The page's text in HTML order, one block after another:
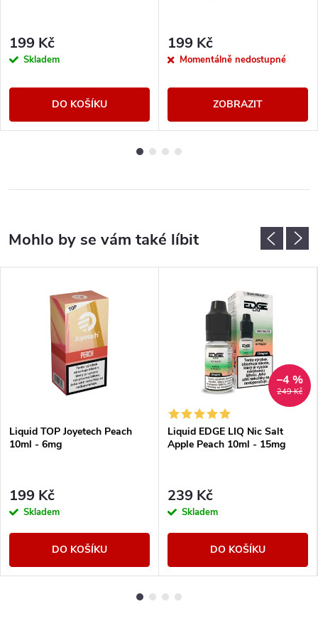
199 Kč
Skladem
DO KOŠÍKU
199 Kč
Momentálně nedostupné
ZOBRAZIT
Liquid TOP Joyetech Peach
10ml - 6mg
199 Kč
Skladem
DO KOŠÍKU
249 Kč
–4 %
Liquid EDGE LIQ Nic Salt
Apple Peach 10ml - 15mg
239 Kč
Skladem
DO KOŠÍKU